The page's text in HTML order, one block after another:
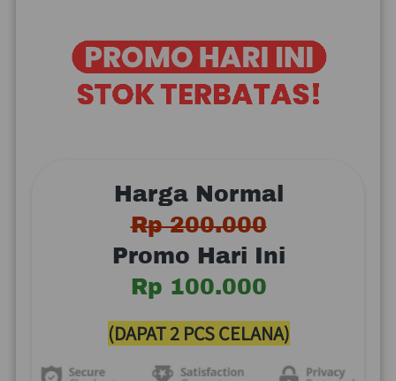
Harga Normal
Rp 200.000
Promo Hari Ini
Rp 100.000
(DAPAT 2 PCS CELANA)